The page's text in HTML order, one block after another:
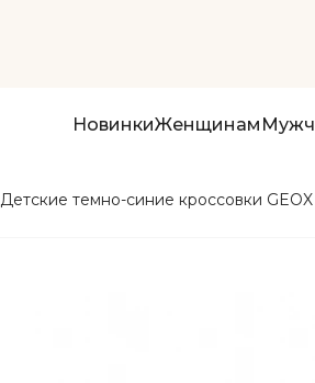
НовинкиЖенщинам
Детские темно-синие кроссовки